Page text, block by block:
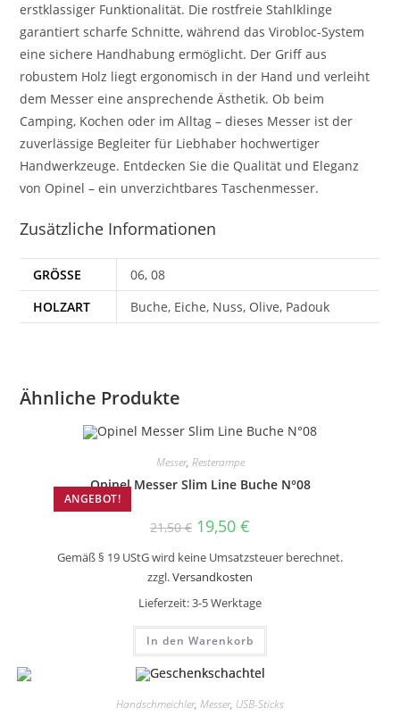
erstklassiger Funktionalität. Die rostfreie Stahlklinge
garantiert scharfe Schnitte, während das Virobloc-System
eine sichere Handhabung ermöglicht. Der Griff aus
robustem Holz liegt ergonomisch in der Hand und verleiht
dem Messer eine ansprechende Ästhetik. Ob beim
Camping, Kochen oder im Alltag – dieses Messer ist der
zuverlässige Begleiter für Liebhaber hochwertiger
Handwerkzeuge. Entdecken Sie die Qualität und Eleganz
von Opinel – ein unverzichtbares Taschenmesser.
Zusätzliche Informationen
GRÖSSE
06, 08
HOLZART
Buche, Eiche, Nuss, Olive, Padouk
Ähnliche Produkte
ANGEBOT!
Messer, Resterampe
Opinel Messer Slim Line Buche N°08
21,50€ Ursprünglicher
Preis
21,50 €
19,50 €
19,50 €.
Gemäß § 19 UStG wird keine Umsatzsteuer berechnet.
zzgl.Versandkosten
Lieferzeit:3-5 Werktage
In den Warenkorb
Handschmeichler, Messer, USB-Sticks